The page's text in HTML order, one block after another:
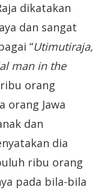
dikatakan
dan sangat
“Utimutiraja,
man in the
orang
orang Jawa
dan
dia
ribu orang
pada bila-bila